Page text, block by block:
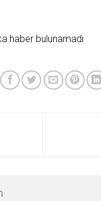
haber bulunamadı